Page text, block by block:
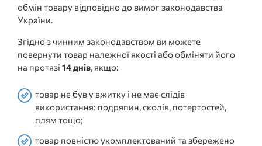
обмін товару відповідно до вимог законодавства
України.
Згідно з чинним законодавством ви можете
повернути товар належної якості або обміняти його
на протязі 14 днів, якщо:
товар не був у вжитку і не має слідів
використання: подряпин, сколів, потертостей,
плям тощо;
товар повністю укомплектований та збережено